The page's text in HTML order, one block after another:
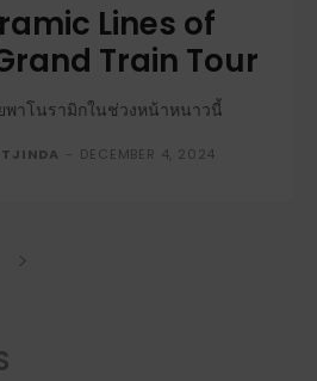
Lines of
Train Tour
พาโนรามิกในช่วงหน้าหนาวนี้
- DECEMBER 4, 2024